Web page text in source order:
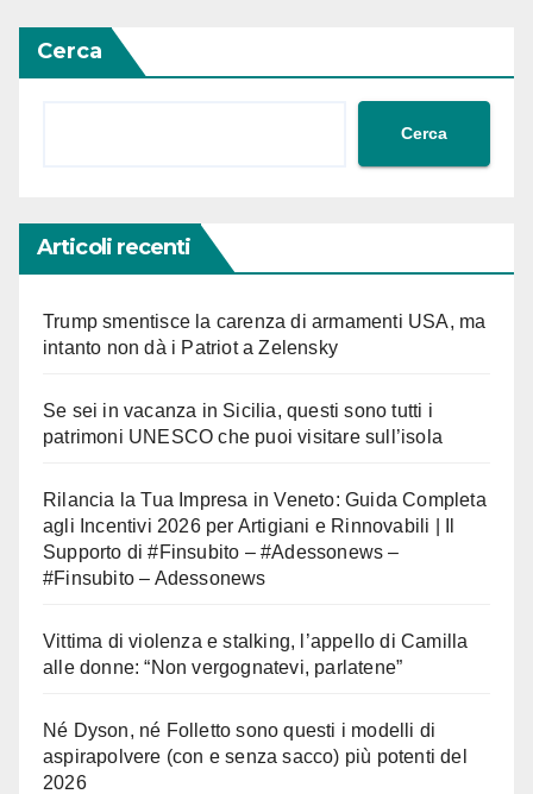
Cerca
Cerca
Articoli recenti
Trump smentisce la carenza di armamenti USA, ma
intanto non dà i Patriot a Zelensky
Se sei in vacanza in Sicilia, questi sono tutti i
patrimoni UNESCO che puoi visitare sull’isola
Rilancia la Tua Impresa in Veneto: Guida Completa
agli Incentivi 2026 per Artigiani e Rinnovabili | Il
Supporto di #Finsubito – #Adessonews –
#Finsubito – Adessonews
Vittima di violenza e stalking, l’appello di Camilla
alle donne: “Non vergognatevi, parlatene”
Né Dyson, né Folletto sono questi i modelli di
aspirapolvere (con e senza sacco) più potenti del
2026